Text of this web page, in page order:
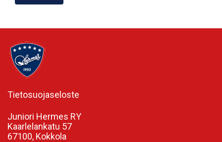
Tietosuojaseloste
Juniori Hermes RY
Kaarlelankatu 57
67100, Kokkola